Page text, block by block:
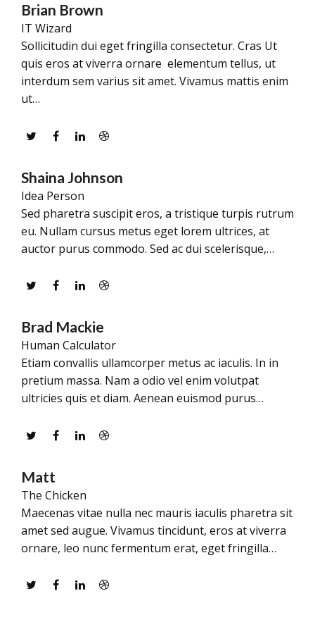
Brian Brown
IT Wizard
Sollicitudin dui eget fringilla consectetur. Cras Ut
quis eros at viverra ornare elementum tellus, ut
interdum sem varius sit amet. Vivamus mattis enim
ut…
TwitterFacebook
LinkedinDribbble
Shaina Johnson
Idea Person
Sed pharetra suscipit eros, a tristique turpis rutrum
eu. Nullam cursus metus eget lorem ultrices, at
auctor purus commodo. Sed ac dui scelerisque,…
TwitterFacebook
LinkedinDribbble
Brad Mackie
Human Calculator
Etiam convallis ullamcorper metus ac iaculis. In in
pretium massa. Nam a odio vel enim volutpat
ultricies quis et diam. Aenean euismod purus…
TwitterFacebook
LinkedinDribbble
Matt
The Chicken
Maecenas vitae nulla nec mauris iaculis pharetra sit
amet sed augue. Vivamus tincidunt, eros at viverra
ornare, leo nunc fermentum erat, eget fringilla…
TwitterFacebook
LinkedinDribbble